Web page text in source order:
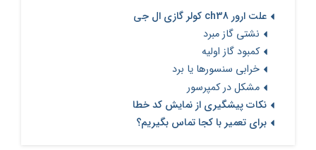
علت ارور ch38 کولر گازی ال جی
نشتی گاز مبرد
کمبود گاز اولیه
خرابی سنسورها یا برد
مشکل در کمپرسور
نکات پیشگیری از نمایش کد خطا
برای تعمیر با کجا تماس بگیریم؟